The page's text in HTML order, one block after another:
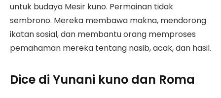
untuk budaya Mesir kuno. Permainan tidak
sembrono. Mereka membawa makna, mendorong
ikatan sosial, dan membantu orang memproses
pemahaman mereka tentang nasib, acak, dan hasil.
Dice di Yunani kuno dan Roma